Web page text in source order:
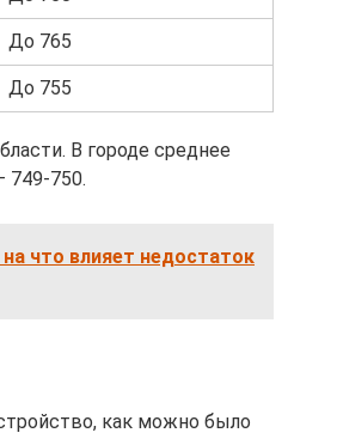
До 765
До 755
В городе среднее
749-750.
что влияет недостаток
как можно было